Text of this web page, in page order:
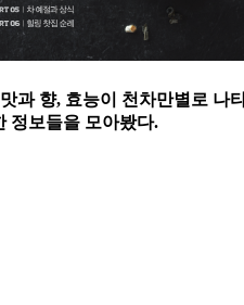
과 향, 효능이 천차만별로
정보들을 모아봤다.